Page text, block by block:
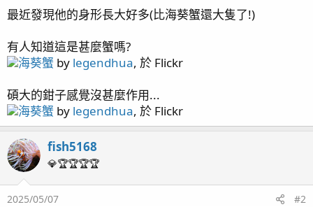
最近發現他的身形長大好多(比海葵蟹還大隻了!)
有人知道這是甚麼蟹嗎?
海葵蟹 by legendhua, 於 Flickr
碩大的鉗子感覺沒甚麼作用...
海葵蟹 by legendhua, 於 Flickr
fish5168
💎🏆🏆🏆🏆
2025/05/07 #2